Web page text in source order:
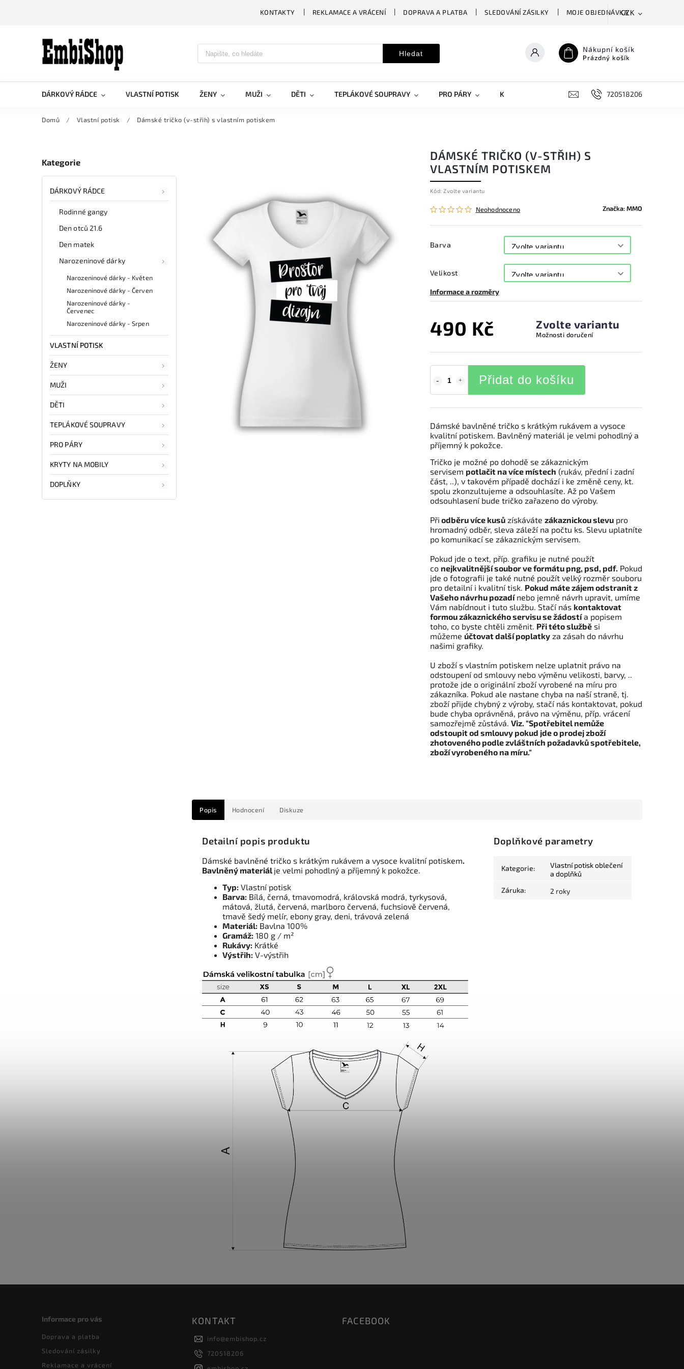
KONTAKTY REKLAMACE A VRÁCENÍ DOPRAVA A PLATBA SLEDOVÁNÍ ZÁSILKY MOJE OBJEDNÁVKACZK
Hledat Nákupní košík
Prázdný košík
DÁRKOVÝ RÁDCE VLASTNÍ POTISK ŽENY MUŽI DĚTI TEPLÁKOVÉ SOUPRAVY PRO PÁRY KRYTY NA MOBILY DOPLŇKY720518206
Domů / Vlastní potisk / Dámské tričko (v-střih) s vlastním potiskem
Kategorie
DÁRKOVÝ RÁDCE
Rodinné gangy
Den otců 21.6
Den matek
Narozeninové dárky
Narozeninové dárky - Květen
Narozeninové dárky - Červen
Narozeninové dárky -
Červenec
Narozeninové dárky - Srpen
VLASTNÍ POTISK
ŽENY
MUŽI
DĚTI
TEPLÁKOVÉ SOUPRAVY
PRO PÁRY
KRYTY NA MOBILY
DOPLŇKY
DÁMSKÉ TRIČKO (V-STŘIH) S
VLASTNÍM POTISKEM
Kód: Zvolte variantu
Neohodnoceno Značka:MMO
Barva
Velikost
Informace a rozměry
490 Kč Zvolte variantu
Možnosti doručení
Přidat do košíku
Dámské bavlněné tričko s krátkým rukávem a vysoce
kvalitní potiskem. Bavlněný materiál je velmi pohodlný a
příjemný k pokožce.
Tričko je možné po dohodě se zákaznickým
servisem potlačit na více místech (rukáv, přední i zadní
část, ..), v takovém případě dochází i ke změně ceny, kt.
spolu zkonzultujeme a odsouhlasíte. Až po Vašem
odsouhlasení bude tričko zařazeno do výroby.
Při odběru více kusůzískáváte zákaznickou slevupro
hromadný odběr, sleva záleží na počtu ks. Slevu uplatníte
po komunikací se zákaznickým servisem.
Pokud jde o text, příp. grafiku je nutné použít
co nejkvalitnější soubor ve formátu png, psd, pdf. Pokud
jde o fotografii je také nutné použít velký rozměr souboru
pro detailní i kvalitní tisk. Pokud máte zájem odstranit z
Vašeho návrhu pozadínebo jemně návrh upravit, umíme
Vám nabídnout i tuto službu. Stačí nás kontaktovat
formou zákaznického servisu se žádostía popisem
toho, co byste chtěli změnit. Při této služběsi
můžeme účtovat další poplatkyza zásah do návrhu
našimi grafiky.
U zboží s vlastním potiskem nelze uplatnit právo na
odstoupení od smlouvy nebo výměnu velikosti, barvy, ..
protože jde o originální zboží vyrobené na míru pro
zákazníka. Pokud ale nastane chyba na naší straně, tj.
zboží přijde chybný z výroby, stačí nás kontaktovat, pokud
bude chyba oprávněná, právo na výměnu, příp. vrácení
samozřejmě zůstává. Viz. "Spotřebitel nemůže
odstoupit od smlouvy pokud jde o prodej zboží
zhotoveného podle zvláštních požadavků spotřebitele,
zboží vyrobeného na míru."
Popis Hodnocení Diskuze
Detailní popis produktu
Dámské bavlněné tričko s krátkým rukávem a vysoce kvalitní potiskem.
Bavlněný materiál je velmi pohodlný a příjemný k pokožce.
Typ: Vlastní potisk
Barva: Bílá, černá, tmavomodrá, královská modrá, tyrkysová,
mátová, žlutá, červená, marlboro červená, fuchsiově červená,
tmavě šedý melír, ebony gray, deni, trávová zelená
Materiál: Bavlna 100%
Gramáž: 180 g / m²
Rukávy: Krátké
Výstřih: V-výstřih
Doplňkové parametry
Kategorie:
Vlastní potisk oblečení
a doplňků
Záruka: 2 roky
Informace pro vás
Doprava a platba
Sledování zásilky
Reklamace a vrácení
KONTAKT
info@embishop.cz
720518206
FACEBOOK